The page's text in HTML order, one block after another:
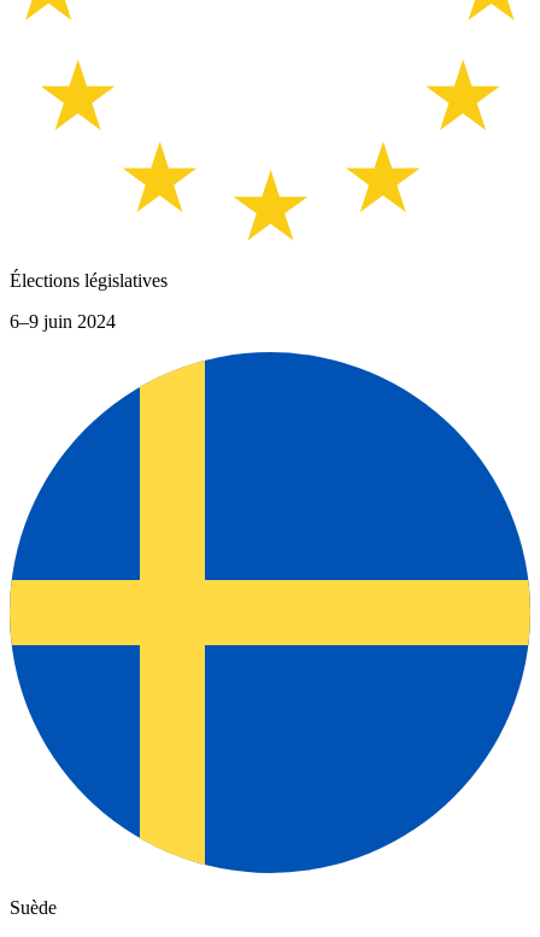
Élections législatives
6–9 juin 2024
Suède